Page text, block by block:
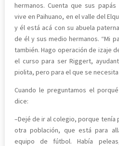
hermanos. Cuenta que sus
vive en Paihuano, en el valle del
y él está acá con su abuela
de él y sus medio hermanos. “Mi
también. Hago operación de izaje
el curso para ser Riggert,
piolita, pero para el que se
Cuando le preguntamos el
dice:
–Dejé de ir al colegio, porque tenía
otra población, que está para
equipo de fútbol. Había